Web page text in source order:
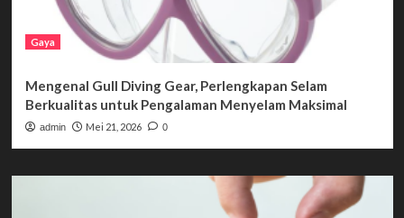
Gaya
Mengenal Gull Diving Gear, Perlengkapan Selam
Berkualitas untuk Pengalaman Menyelam Maksimal
admin Mei 21, 2026 0